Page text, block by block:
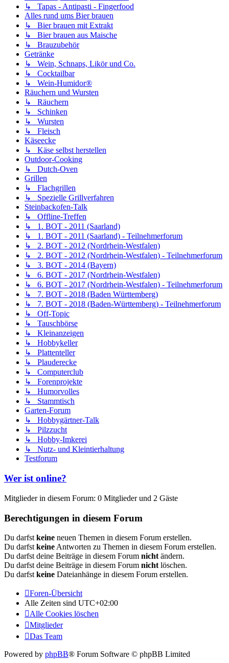
↳ Tapas - Antipasti - Fingerfood
Alles rund ums Bier brauen
↳ Bier brauen mit Extrakt
↳ Bier brauen aus Maische
↳ Brauzubehör
Getränke
↳ Wein, Schnaps, Likör und Co.
↳ Cocktailbar
↳ Wein-Humidor®
Räuchern und Wursten
↳ Räuchern
↳ Schinken
↳ Wursten
↳ Fleisch
Käseecke
↳ Käse selbst herstellen
Outdoor-Cooking
↳ Dutch-Oven
Grillen
↳ Flachgrillen
↳ Spezielle Grillverfahren
Steinbackofen-Talk
↳ Offline-Treffen
↳ 1. BOT - 2011 (Saarland)
↳ 1. BOT - 2011 (Saarland) - Teilnehmerforum
↳ 2. BOT - 2012 (Nordrhein-Westfalen)
↳ 2. BOT - 2012 (Nordrhein-Westfalen) - Teilnehmerforum
↳ 3. BOT - 2014 (Bayern)
↳ 6. BOT - 2017 (Nordrhein-Westfalen)
↳ 6. BOT - 2017 (Nordrhein-Westfalen) - Teilnehmerforum
↳ 7. BOT - 2018 (Baden Württemberg)
↳ 7. BOT - 2018 (Baden-Württemberg) - Teilnehmerforum
↳ Off-Topic
↳ Tauschbörse
↳ Kleinanzeigen
↳ Hobbykeller
↳ Plattenteller
↳ Plauderecke
↳ Computerclub
↳ Forenprojekte
↳ Humorvolles
↳ Stammtisch
Garten-Forum
↳ Hobbygärtner-Talk
↳ Pilzzucht
↳ Hobby-Imkerei
↳ Nutz- und Kleintierhaltung
Testforum
Wer ist online?
Mitglieder in diesem Forum: 0 Mitglieder und 2 Gäste
Berechtigungen in diesem Forum
Du darfst keine neuen Themen in diesem Forum erstellen.
Du darfst keine Antworten zu Themen in diesem Forum erstellen.
Du darfst deine Beiträge in diesem Forum nicht ändern.
Du darfst deine Beiträge in diesem Forum nicht löschen.
Du darfst keine Dateianhänge in diesem Forum erstellen.
Foren-Übersicht
Alle Zeiten sind UTC+02:00
Alle Cookies löschen
Mitglieder
Das Team
Powered by phpBB® Forum Software © phpBB Limited